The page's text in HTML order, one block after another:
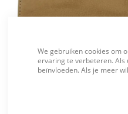
We gebruiken cookies om
ervaring te verbeteren. Als
beïnvloeden. Als je meer